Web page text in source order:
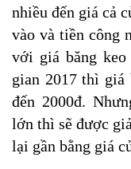
nhiều đến giá cả
vào và tiền công
với giá băng
gian 2017 thì giá
đến 2000đ.
lớn thì sẽ được
lại gần bằng giá